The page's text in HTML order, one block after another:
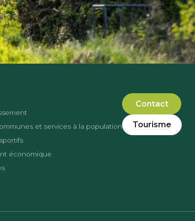
et services à la population
économique
Contact
Tourisme